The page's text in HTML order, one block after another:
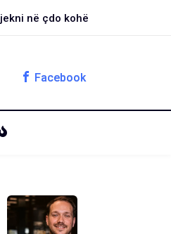
në çdo kohë
Facebook